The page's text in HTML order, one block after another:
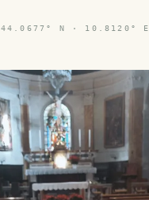
44.0677° N · 10.8120° E